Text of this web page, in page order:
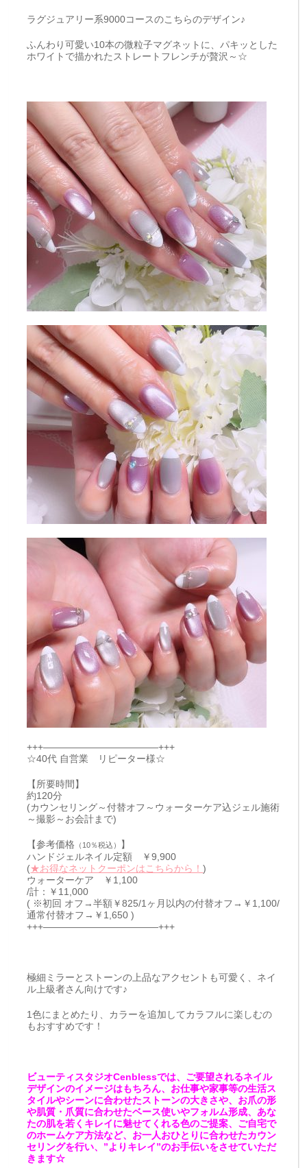
ラグジュアリー系9000コースのこちらのデザイン♪
ふんわり可愛い10本の微粒子マグネットに、パキッとした
ホワイトで描かれたストレートフレンチが贅沢～☆
+++————————————+++
☆40代 自営業 リピーター様☆
【所要時間】
約120分
(カウンセリング～付替オフ～ウォーターケア込ジェル施術
～撮影～お会計まで)
【参考価格 （10％税込）
】
ハンドジェルネイル定額 ￥9,900
(★お得なネットクーポンはこちらから！)
ウォーターケア ￥1,100
/計：￥11,000
( ※初回 オフ→半額￥825/1ヶ月以内の付替オフ→￥1,100/
通常付替オフ→￥1,650 )
+++————————————+++
極細ミラーとストーンの上品なアクセントも可愛く、ネイ
ル上級者さん向けです♪
1色にまとめたり、カラーを追加してカラフルに楽しむの
もおすすめです！
ビューティスタジオCenblessでは、ご要望されるネイル
デザインのイメージはもちろん、お仕事や家事等の生活ス
タイルやシーンに合わせたストーンの大きさや、お爪の形
や肌質・爪質に合わせたベース使いやフォルム形成、あな
たの肌を若くキレイに魅せてくれる色のご提案、ご自宅で
のホームケア方法など、お一人おひとりに合わせたカウン
セリングを行い、”よりキレイ”のお手伝いをさせていただ
きます☆